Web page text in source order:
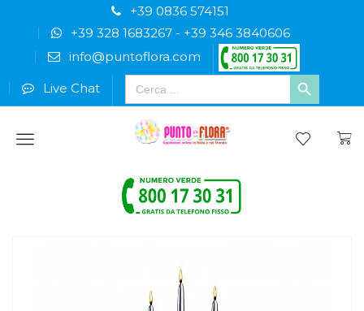
+39 0836 574151
+39 328 1683267- +39 346 3840606
info@puntoflora.com
Live Chat
Search
for:
Menu